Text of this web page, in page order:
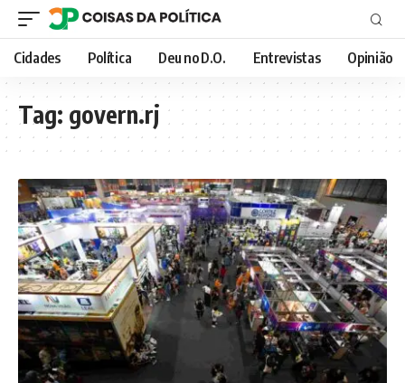
Cidades Política Deu no D.O. Entrevistas Opinião
Tag: govern.rj